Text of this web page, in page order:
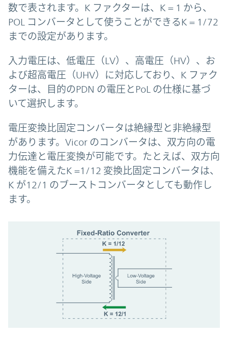
数で表されます。K ファクターは、K = 1 から、
POL コンバータとして使うことができるK = 1/72
までの設定があります。
入力電圧は、低電圧（LV）、高電圧（HV）、お
よび超高電圧（UHV）に対応しており、K ファク
ターは、目的のPDN の電圧とPoL の仕様に基づ
いて選択します。
電圧変換比固定コンバータは絶縁型と非絶縁型
があります。Vicor のコンバータは、双方向の電
力伝達と電圧変換が可能です。たとえば、双方向
機能を備えたK =1/12 変換比固定コンバータは、
K が12/1 のブーストコンバータとしても動作し
ます。